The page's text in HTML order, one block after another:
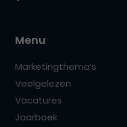
Menu
Marketingthema’s
Veelgelezen
Vacatures
Jaarboek